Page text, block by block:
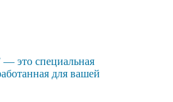
это специальная
для вашей